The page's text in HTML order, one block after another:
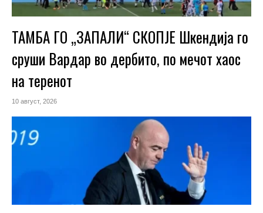
ТАМБА ГО „ЗАПАЛИ“ СКОПЈЕ Шкендија го
сруши Вардар во дербито, по мечот хаос
на теренот
10 август, 2026